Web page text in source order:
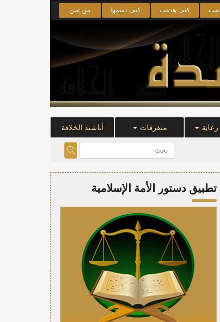
كيف هدمت كيف نقيمها من نحن
متفرقات أناشيد الخلافة
تطبيق دستور الأمة الإسلامية